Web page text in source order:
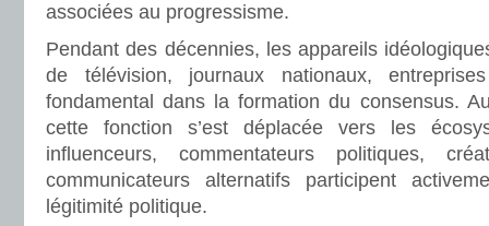
associées au progressisme.
Pendant des décennies, les appareils
de télévision, journaux nationaux,
fondamental dans la formation du consensus.
cette fonction s’est déplacée vers les
influenceurs, commentateurs politiques,
communicateurs alternatifs participent
légitimité politique.